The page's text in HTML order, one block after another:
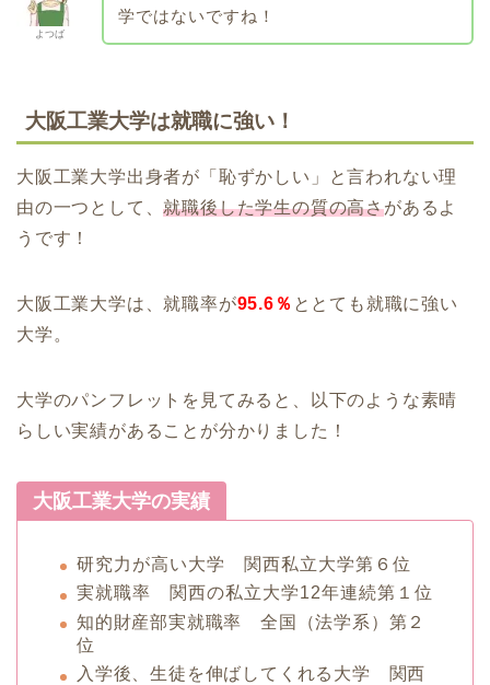
よつば
学ではないですね！
大阪工業大学は就職に強い！
大阪工業大学出身者が「恥ずかしい」と言われない理
由の一つとして、就職後した学生の質の高さがあるよ
うです！
大阪工業大学は、就職率が95.6％ ととても就職に強い
大学。
大学のパンフレットを見てみると、以下のような素晴
らしい実績があることが分かりました！
大阪工業大学の実績
研究力が高い大学 関西私立大学第６位
実就職率 関西の私立大学12年連続第１位
知的財産部実就職率 全国（法学系）第２
位
入学後、生徒を伸ばしてくれる大学 関西